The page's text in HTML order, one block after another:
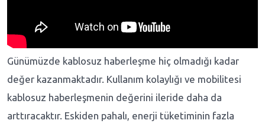
Günümüzde kablosuz haberleşme hiç olmadığı kadar
değer kazanmaktadır. Kullanım kolaylığı ve mobilitesi
kablosuz haberleşmenin değerini ileride daha da
arttıracaktır. Eskiden pahalı, enerji tüketiminin fazla